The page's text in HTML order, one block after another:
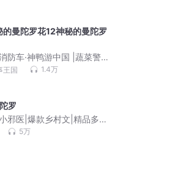
的曼陀罗花12神秘的曼陀罗
防车·神鸭游中国 |蔬菜警
国篇
王国 1.4万
罗
邪医|爆款乡村文|精品多人
费 5万